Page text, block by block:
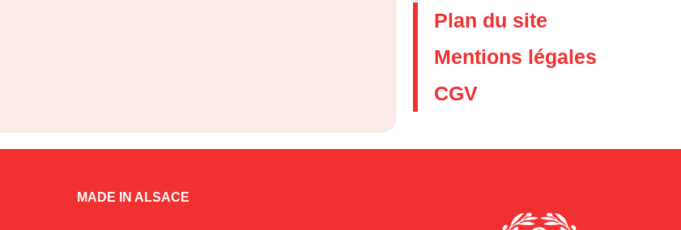
Plan du site
Mentions légales
CGV
MADE IN ALSACE